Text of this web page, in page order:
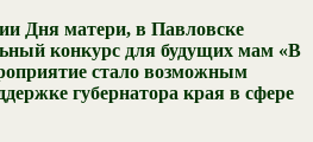
Дня матери, в Павловске
конкурс для будущих мам «В
стало возможным
губернатора края в сфере